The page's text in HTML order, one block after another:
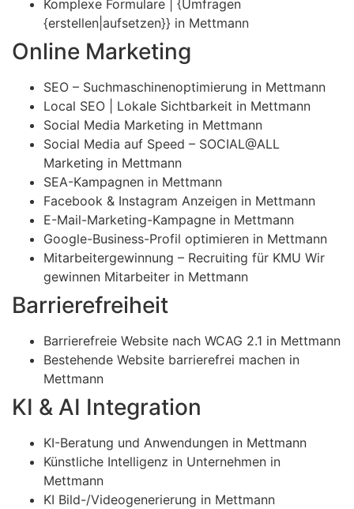
Komplexe Formulare | {Umfragen
{erstellen|aufsetzen}} in Mettmann
Online Marketing
SEO – Suchmaschinenoptimierung in Mettmann
Local SEO | Lokale Sichtbarkeit in Mettmann
Social Media Marketing in Mettmann
Social Media auf Speed – SOCIAL@ALL
Marketing in Mettmann
SEA-Kampagnen in Mettmann
Facebook & Instagram Anzeigen in Mettmann
E-Mail-Marketing-Kampagne in Mettmann
Google-Business-Profil optimieren in Mettmann
Mitarbeitergewinnung – Recruiting für KMU Wir
gewinnen Mitarbeiter in Mettmann
Barrierefreiheit
Barrierefreie Website nach WCAG 2.1 in Mettmann
Bestehende Website barrierefrei machen in
Mettmann
KI & AI Integration
KI-Beratung und Anwendungen in Mettmann
Künstliche Intelligenz in Unternehmen in
Mettmann
KI Bild-/Videogenerierung in Mettmann